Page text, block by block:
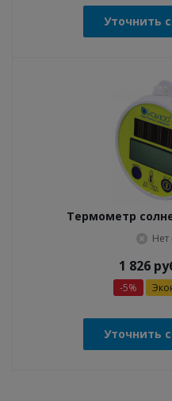
Уточнить
Термометр
Нет
1 826
-5%
Уточнить